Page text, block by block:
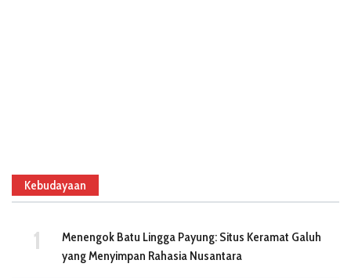
Kebudayaan
Menengok Batu Lingga Payung: Situs Keramat Galuh
yang Menyimpan Rahasia Nusantara